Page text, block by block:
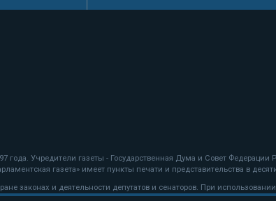
года. Учредители газеты - Государственная Дума и Совет
газета» имеет пункты печати и представительства в
законах и деятельности депутатов и сенаторов. При